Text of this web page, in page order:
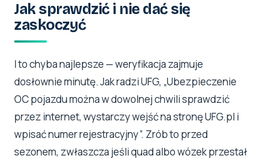
Jak sprawdzić i nie dać się
zaskoczyć
I to chyba najlepsze — weryfikacja zajmuje
dosłownie minutę. Jak radzi UFG, „Ubezpieczenie
OC pojazdu można w dowolnej chwili sprawdzić
przez internet, wystarczy wejść na stronę UFG.pl i
wpisać numer rejestracyjny”. Zrób to przed
sezonem, zwłaszcza jeśli quad albo wózek przestał